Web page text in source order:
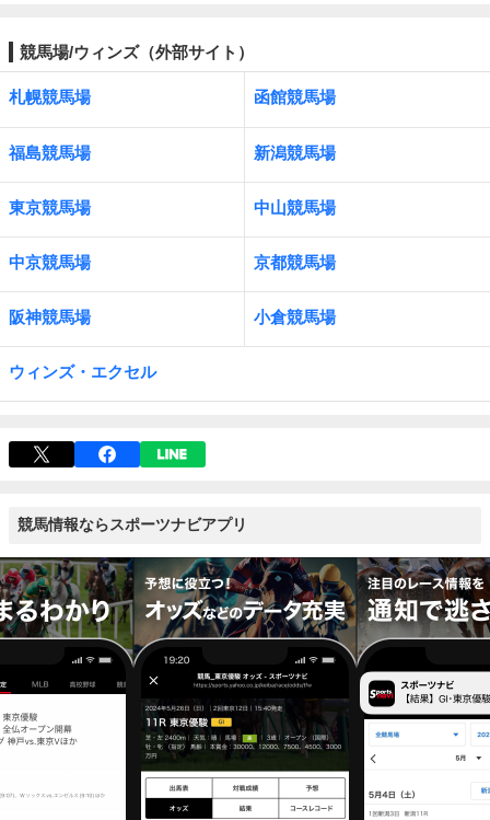
競馬場/ウィンズ（外部サイト）
札幌競馬場 函館競馬場
福島競馬場 新潟競馬場
東京競馬場 中山競馬場
中京競馬場 京都競馬場
阪神競馬場 小倉競馬場
ウィンズ・エクセル
競馬情報ならスポーツナビアプリ